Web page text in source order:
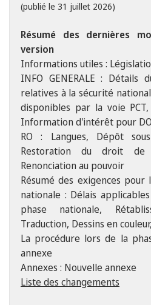
(publié le 31 juillet 2026)
Résumé des dernières
version
Informations utiles :
INFO GENERALE : Détails
relatives à la sécurité
disponibles par la voie
Information d'intérêt pour
RO : Langues, Dépôt
Restoration du droit de
Renonciation au pouvoir
Résumé des exigences
nationale : Délais
phase nationale,
Traduction, Dessins en
La procédure lors de la
annexe
Annexes : Nouvelle annexe
Liste des changements